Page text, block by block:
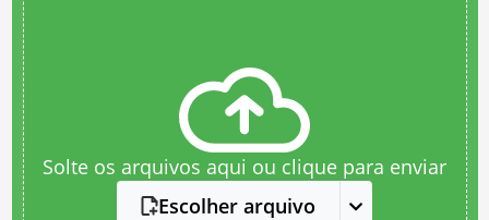
Solte os arquivos aqui ou clique para enviar
Escolher arquivo